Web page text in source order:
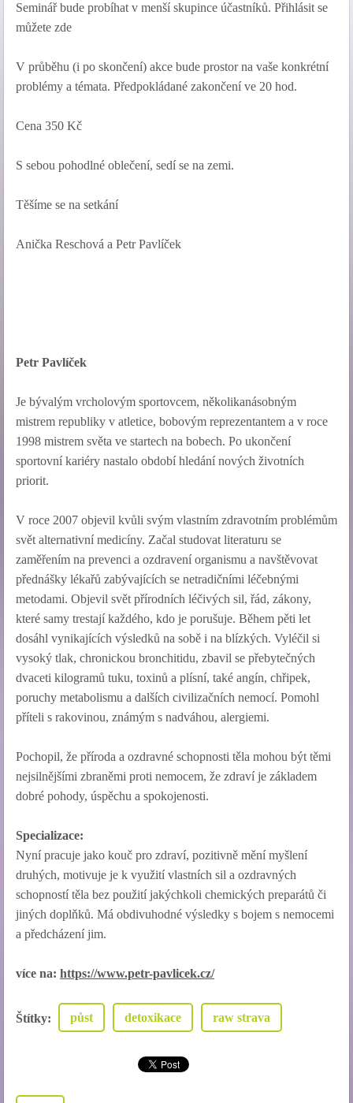
Seminář bude probíhat v menší skupince účastníků. Přihlásit se
můžete zde
V průběhu (i po skončení) akce bude prostor na vaše konkrétní
problémy a témata. Předpokládané zakončení ve 20 hod.
Cena 350 Kč
S sebou pohodlné oblečení, sedí se na zemi.
Těšíme se na setkání
Anička Reschová a Petr Pavlíček
Petr Pavlíček
Je bývalým vrcholovým sportovcem, několikanásobným
mistrem republiky v atletice, bobovým reprezentantem a v roce
1998 mistrem světa ve startech na bobech. Po ukončení
sportovní kariéry nastalo období hledání nových životních
priorit.
V roce 2007 objevil kvůli svým vlastním zdravotním problémům
svět alternativní medicíny. Začal studovat literaturu se
zaměřením na prevenci a ozdravení organismu a navštěvovat
přednášky lékařů zabývajících se netradičními léčebnými
metodami. Objevil svět přírodních léčivých sil, řád, zákony,
které samy trestají každého, kdo je porušuje. Během pěti let
dosáhl vynikajících výsledků na sobě i na blízkých. Vyléčil si
vysoký tlak, chronickou bronchitidu, zbavil se přebytečných
dvaceti kilogramů tuku, toxinů a plísní, také angín, chřipek,
poruchy metabolismu a dalších civilizačních nemocí. Pomohl
příteli s rakovinou, známým s nadváhou, alergiemi.
Pochopil, že příroda a ozdravné schopnosti těla mohou být těmi
nejsilnějšími zbraněmi proti nemocem, že zdraví je základem
dobré pohody, úspěchu a spokojenosti.
Specializace:
Nyní pracuje jako kouč pro zdraví, pozitivně mění myšlení
druhých, motivuje je k využití vlastních sil a ozdravných
schopností těla bez použití jakýchkoli chemických preparátů či
jiných doplňků. Má obdivuhodné výsledky s bojem s nemocemi
a předcházení jim.
více na: https://www.petr-pavlicek.cz/
Štítky: půst detoxikace raw strava